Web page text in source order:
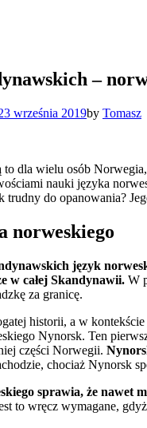
–
września 2019by Tomasz
dla wielu osób
nauki języka
do opanowania?
norweskiego
język
w całej Skandynawii. W
za granicę.
historii, a w
Nynorsk. Ten
części Norwegii.
chociaż Nynorsk
sprawia, że nawet
to wręcz wymagane,